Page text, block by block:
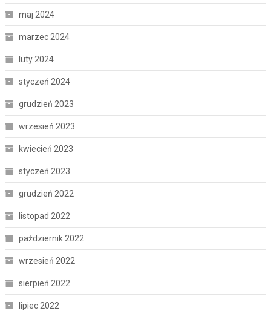
maj 2024
marzec 2024
luty 2024
styczeń 2024
grudzień 2023
wrzesień 2023
kwiecień 2023
styczeń 2023
grudzień 2022
listopad 2022
październik 2022
wrzesień 2022
sierpień 2022
lipiec 2022